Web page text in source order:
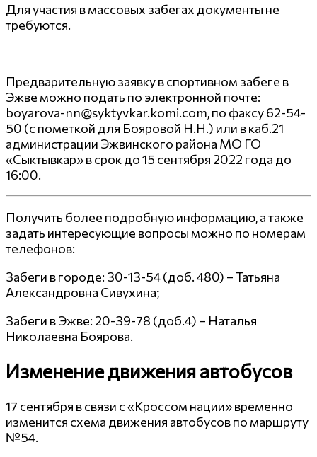
Для участия в массовых забегах документы не
требуются.
Предварительную заявку в спортивном забеге в
Эжве можно подать по электронной почте:
boyarova-nn@syktyvkar.komi.com, по факсу 62-54-
50 (c пометкой для Бояровой Н.Н.) или в каб.21
администрации Эжвинского района МО ГО
«Сыктывкар» в срок до 15 сентября 2022 года до
16:00.
Получить более подробную информацию, а также
задать интересующие вопросы можно по номерам
телефонов:
Забеги в городе: 30-13-54 (доб. 480) – Татьяна
Александровна Сивухина;
Забеги в Эжве: 20-39-78 (доб.4) – Наталья
Николаевна Боярова.
Изменение движения автобусов
17 сентября в связи с «Кроссом нации» временно
изменится схема движения автобусов по маршруту
№54.